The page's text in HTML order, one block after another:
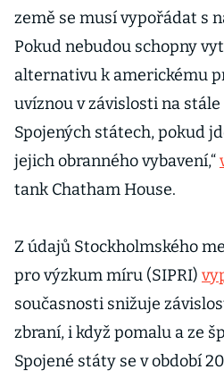
země se musí vypořádat s
Pokud nebudou schopny
alternativu k americkému
uvíznou v závislosti na
Spojených státech, pokud
jejich obranného vybavení,“
tank Chatham House.
Z údajů Stockholmského
pro výzkum míru (SIPRI)
současnosti snižuje
zbraní, i když pomalu a ze
Spojené státy se v období